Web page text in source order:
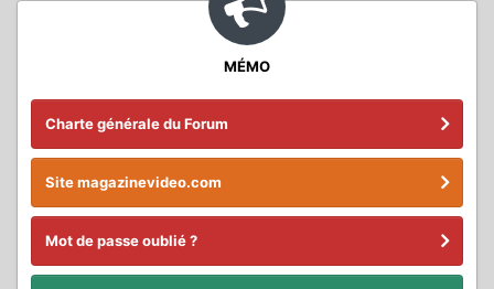
MÉMO
Charte générale du Forum
Site magazinevideo.com
Mot de passe oublié ?